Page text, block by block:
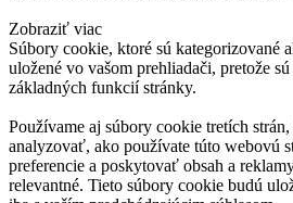
Zobraziť viac
Súbory cookie, ktoré sú kategorizované
uložené vo vašom prehliadači, pretože
základných funkcií stránky.
Používame aj súbory cookie tretích
analyzovať, ako používate túto webovú
preferencie a poskytovať obsah a
relevantné. Tieto súbory cookie budú